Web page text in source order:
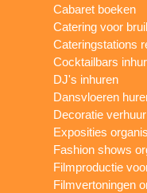
Cabaret boeken
Catering voor
Cateringstations
Cocktailbars
DJ's inhuren
Dansvloeren
Decoratie verhuur
Exposities
Fashion shows
Filmproductie
Filmvertoningen